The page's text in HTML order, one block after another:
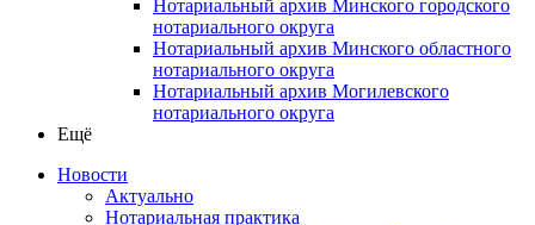
Нотариальный архив Минского городского
нотариального округа
Нотариальный архив Минского областного
нотариального округа
Нотариальный архив Могилевского
нотариального округа
Ещё
Новости
Актуально
Нотариальная практика